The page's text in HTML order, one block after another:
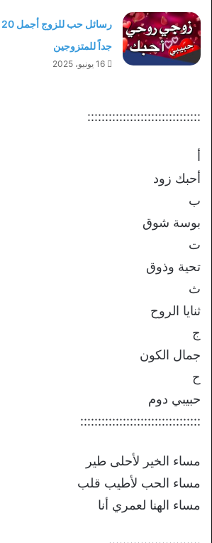
جداً للمتزوجين
16 يونيو، 2025
::::::::::::::::::::::::::::::::
أ
أحبك زود
ب
بوسة شوق
ت
تحية وذوق
ث
ثنايا الروح
ج
جمال الكون
ح
حبيبي دوم
::::::::::::::::::::::::::::::::::
مساء الخير لأحلى طير
مساء الحب لأطيب قلب
مساء الهنا لعمري أنا